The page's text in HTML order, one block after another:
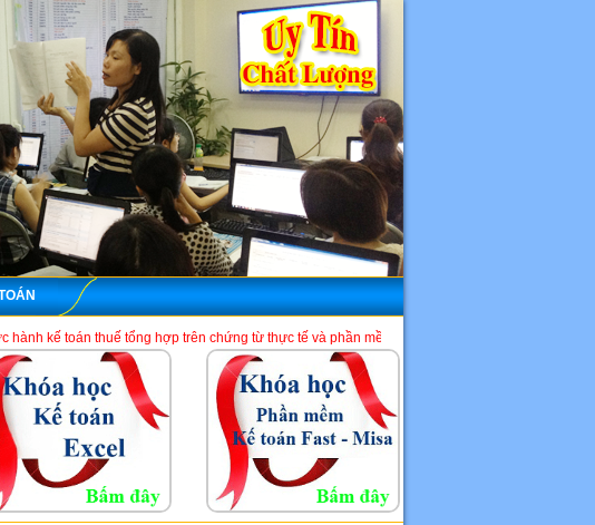
thuế tổng hợp trên chứng từ thực tế và phần mềm HTKK, Excel, Misa. Là một địa chỉ học kế toán
HCM